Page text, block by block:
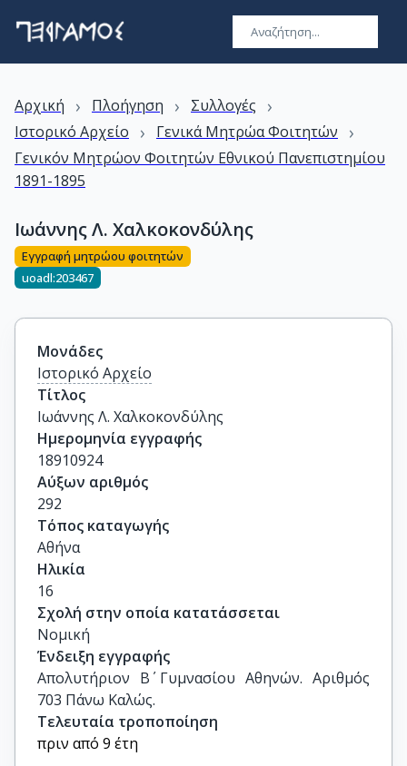
Αρχική › Πλοήγηση › Συλλογές ›
Ιστορικό Αρχείο › Γενικά Μητρώα Φοιτητών ›
Γενικόν Μητρώον Φοιτητών Εθνικού Πανεπιστημίου
1891-1895
Ιωάννης Λ. Χαλκοκονδύλης
Εγγραφή μητρώου φοιτητών
uoadl:203467
Μονάδες
Ιστορικό Αρχείο
Τίτλος
Ιωάννης Λ. Χαλκοκονδύλης
Ημερομηνία εγγραφής
18910924
Αύξων αριθμός
292
Τόπος καταγωγής
Αθήνα
Ηλικία
16
Σχολή στην οποία κατατάσσεται
Νομική
Ένδειξη εγγραφής
Απολυτήριον Β΄ Γυμνασίου Αθηνών. Αριθμός
703 Πάνω Καλώς.
Τελευταία τροποποίηση
πριν από 9 έτη